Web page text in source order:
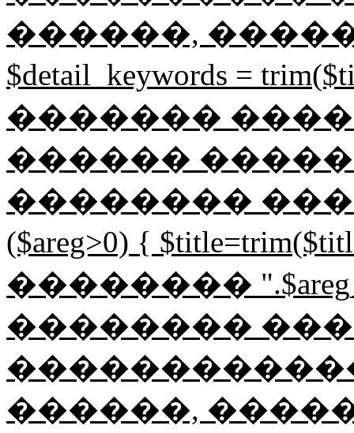
������,
$detail_keywords =
�������
������
��������
($areg>0) {
��������
��������
������,